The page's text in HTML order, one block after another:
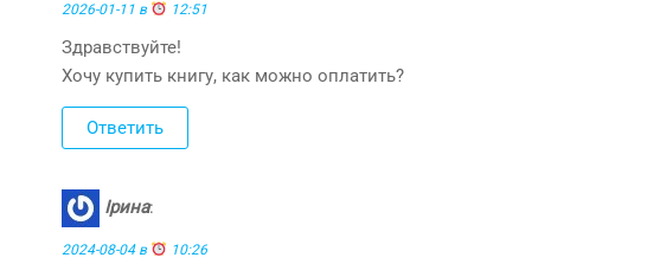
2026-01-11 в 12:51
Здравствуйте!
Хочу купить книгу, как можно оплатить?
Ответить
Ірина:
2024-08-04 в 10:26